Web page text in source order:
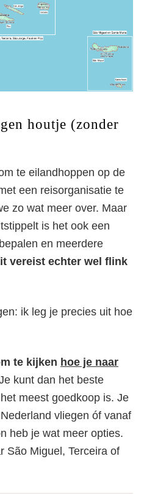
houtje (zonder
te eilandhoppen op de
een reisorganisatie te
zo wat meer over. Maar
is het ook een
en meerdere
vereist echter wel flink
ik leg je precies uit hoe
te kijken hoe je naar
kunt dan het beste
meest goedkoop is. Je
vliegen óf vanaf
heb je wat meer opties.
São Miguel, Terceira of